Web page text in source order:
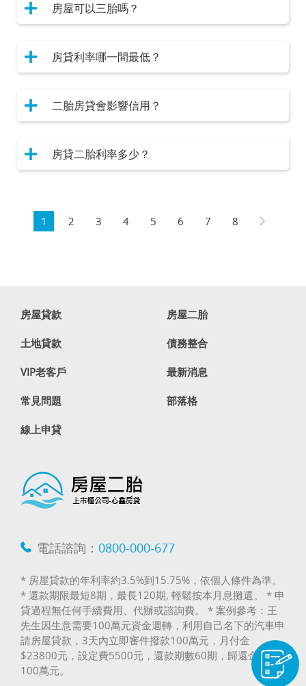
房屋可以三胎嗎？
房貸利率哪一間最低？
二胎房貸會影響信用？
房貸二胎利率多少？
1 2 3 4 5 6 7 8
房屋貸款 房屋二胎
土地貸款 債務整合
VIP老客戶 最新消息
常見問題 部落格
線上申貸
電話諮詢： 0800-000-677
* 房屋貸款的年利率約3.5%到15.75%，依個人條件為準。
* 還款期限最短8期，最長120期, 輕鬆按本月息攤還。 * 申
貸過程無任何手續費用、代辦或諮詢費。 * 案例參考：王
先生因生意需要100萬元資金週轉，利用自己名下的汽車申
請房屋貸款，3天內立即審件撥款100萬元，月付金
$23800元，設定費5500元，還款期數60期，歸還金額
100萬元。